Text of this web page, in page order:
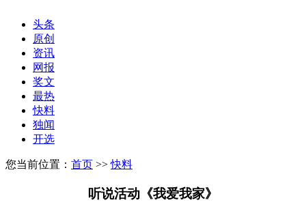
头条
原创
资讯
网报
奖文
最热
快料
独闻
开选
您当前位置： 首页 >>快料
听说活动《我爱我家》